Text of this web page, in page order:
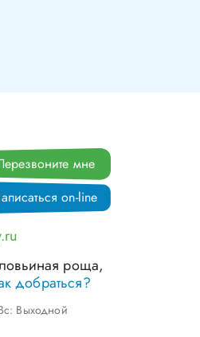
мне
on-line
роща,
добраться?
Выходной